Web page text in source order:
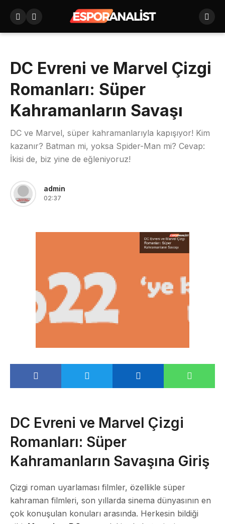
DC Evreni ve Marvel Çizgi
Romanları: Süper
Kahramanların Savaşı
DC ve Marvel, süper kahramanlarıyla kapışıyor! Kim
kazanır? Batman mi, yoksa Spider-Man mi? Cevap:
İkisi de, biz yine de eğleniyoruz!
admin
02:37
DC Evreni ve Marvel Çizgi
Romanları: Süper
Kahramanların Savaşına Giriş
Çizgi roman uyarlaması filmler, özellikle süper
kahraman filmleri, son yıllarda sinema dünyasının en
çok konuşulan konuları arasında. Herkesin bildiği